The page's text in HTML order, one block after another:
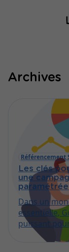
Archives
Référencement
Les clés
une
paramétrée
Dans un
essentielle,
puissant
dirigeants
les